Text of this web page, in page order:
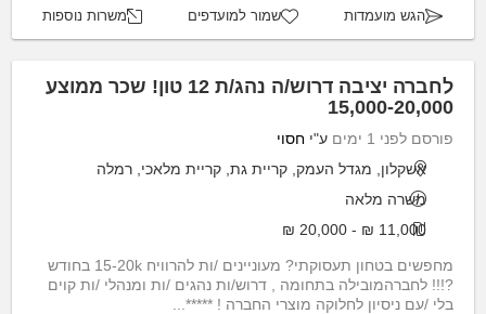
הגש מועמדות שמור למועדפים משרות נוספות
לחברה יציבה דרוש/ה נהג/ת 12 טון! שכר ממוצע
15,000-20,000
פורסם לפני 1 ימים ע"י חסוי
אשקלון, מגדל העמק, קריית גת, קריית מלאכי, רמלה
משרה מלאה
11,000 ₪ - 20,000 ₪
מחפשים בטחון תעסוקתי? מעוניינים /ות להרוויח 15-20k בחודש
?!!! לחברהמובילה בתחומה , דרוש/ות נהגים /ות ומנהלי /ות קוים
בלי /עם ניסיון לחלוקה מוצרי החברה ! *****...